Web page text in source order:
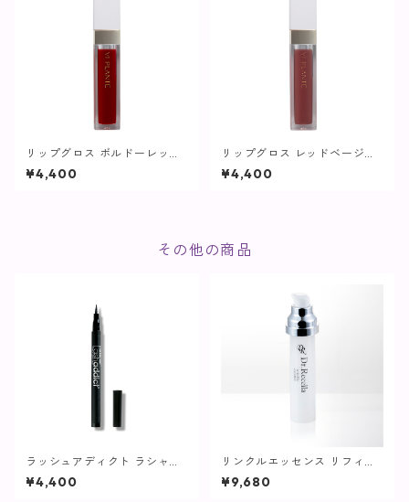
リップグロス ボルドーレッド
【ヴィプランツ】
¥4,400
リップグロス レッドベージュ
【ヴィプランツ】
¥4,400
その他の商品
ラッシュアディクト ラシャス
ラッシュ ライナー / 1ml【ア
イライナー】
¥4,400
リンクルエッセンス リフィル
(つけ替え用) / 32mL【美容
液】
¥9,680